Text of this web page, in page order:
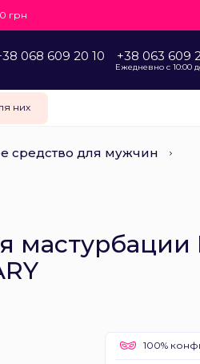
грн
068 609 20 10 +38 063 609
Ежедневно с 10:00
них
средство для мужчин
мастурбации
100%